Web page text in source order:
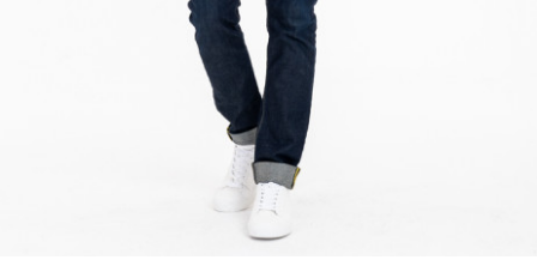
Slovensky